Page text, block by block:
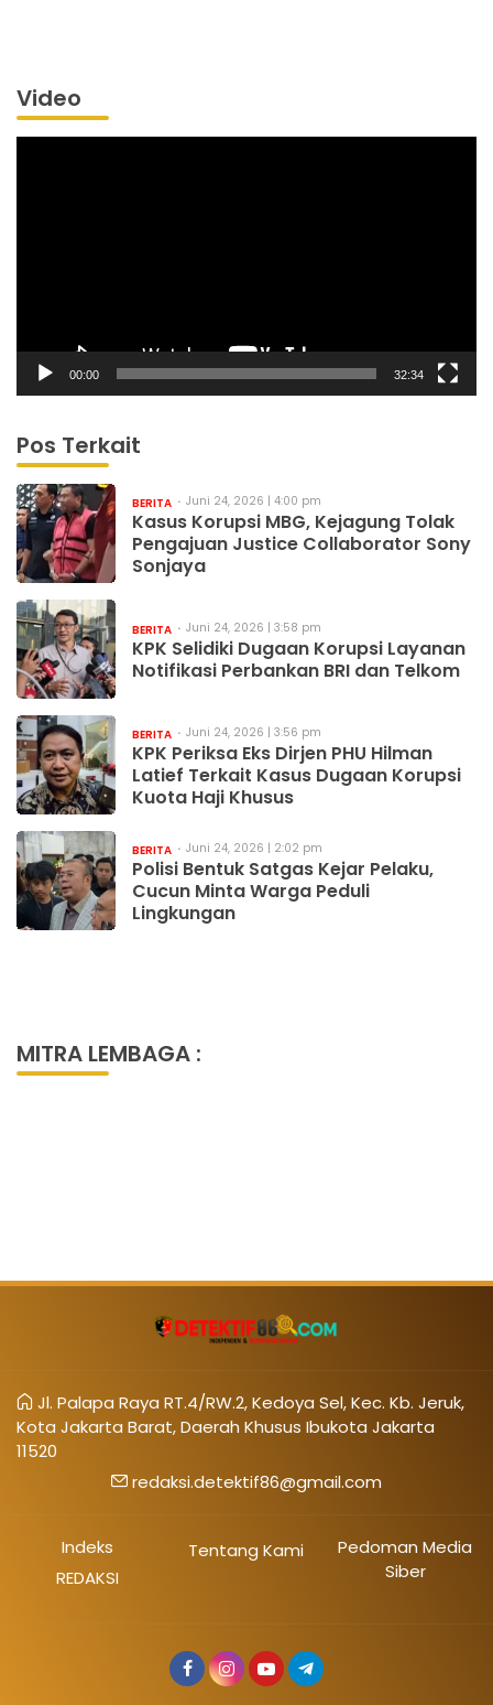
Video
00:00 32:34
Pos Terkait
BERITA Juni 24, 2026 | 4:00 pm
Kasus Korupsi MBG, Kejagung Tolak
Pengajuan Justice Collaborator Sony
Sonjaya
BERITA Juni 24, 2026 | 3:58 pm
KPK Selidiki Dugaan Korupsi Layanan
Notifikasi Perbankan BRI dan Telkom
BERITA Juni 24, 2026 | 3:56 pm
KPK Periksa Eks Dirjen PHU Hilman
Latief Terkait Kasus Dugaan Korupsi
Kuota Haji Khusus
BERITA Juni 24, 2026 | 2:02 pm
Polisi Bentuk Satgas Kejar Pelaku,
Cucun Minta Warga Peduli
Lingkungan
MITRA LEMBAGA :
Jl. Palapa Raya RT.4/RW.2, Kedoya Sel, Kec. Kb. Jeruk,
Kota Jakarta Barat, Daerah Khusus Ibukota Jakarta
11520
redaksi.detektif86@gmail.com
Indeks
REDAKSI
Tentang Kami
Pedoman Media
Siber